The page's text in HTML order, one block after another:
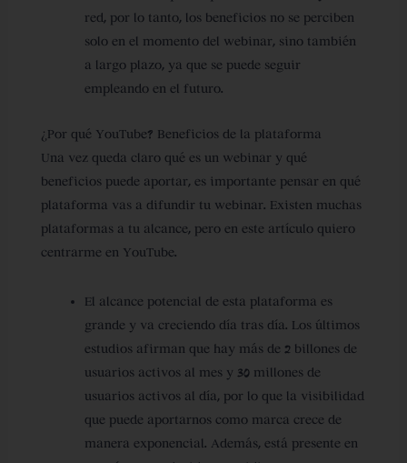
red, por lo tanto, los beneficios no se perciben
solo en el momento del webinar, sino también
a largo plazo, ya que se puede seguir
empleando en el futuro.
¿Por qué YouTube? Beneficios de la plataforma
Una vez queda claro qué es un webinar y qué
beneficios puede aportar, es importante pensar en qué
plataforma vas a difundir tu webinar. Existen muchas
plataformas a tu alcance, pero en este artículo quiero
centrarme en YouTube.
El alcance potencial de esta plataforma es
grande y va creciendo día tras día. Los últimos
estudios afirman que hay más de 2 billones de
usuarios activos al mes y 30 millones de
usuarios activos al día, por lo que la visibilidad
que puede aportarnos como marca crece de
manera exponencial. Además, está presente en